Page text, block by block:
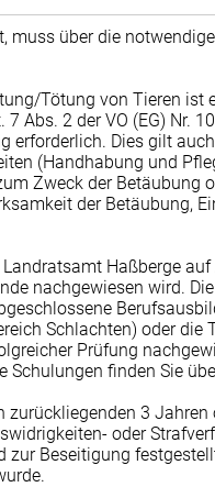
muss über die
Tötung von Tieren ist
7 Abs. 2 der VO (EG) Nr.
erforderlich. Dies gilt
(Handhabung und
Zweck der Betäubung
der Betäubung,
Haßberge
nachgewiesen wird.
Schlachten) oder die
Prüfung
Schulungen finden Sie
zurückliegenden 3 Jahren
oder
Beseitigung